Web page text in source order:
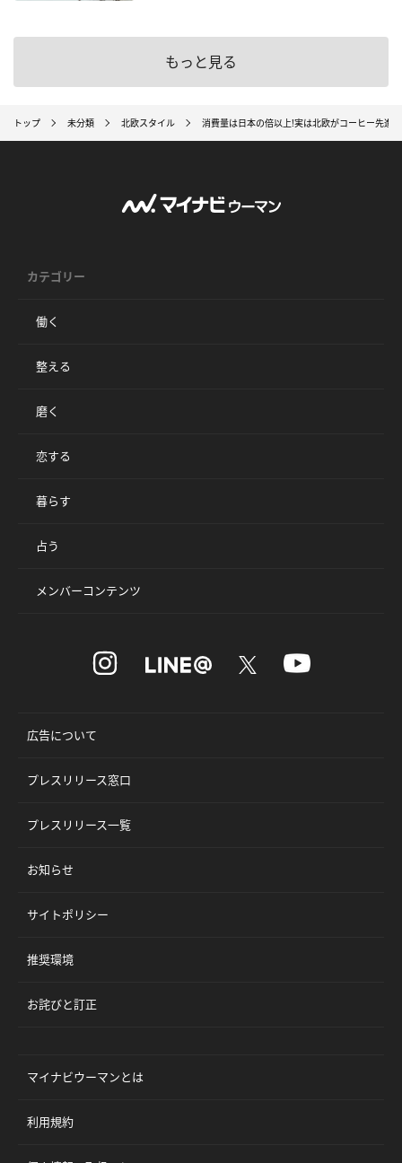
もっと見る
トップ 未分類 北欧スタイル 消費量は日本の倍以上!実は北欧がコーヒー先進
カテゴリー
働く
整える
磨く
恋する
暮らす
占う
メンバーコンテンツ
広告について
プレスリリース窓口
プレスリリース一覧
お知らせ
サイトポリシー
推奨環境
お詫びと訂正
マイナビウーマンとは
利用規約